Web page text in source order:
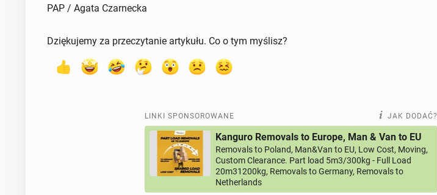
PAP / Agata Czarnecka
Dziękujemy za przeczytanie artykułu. Co o tym myślisz?
LINKI SPONSOROWANE JAK DODAĆ?
Kanguro Removals to Europe, Man & Van to EU
Removals to Poland, Man&Van to EU, Low Cost, Moving,
Custom Clearance. Part load 5m3/300kg - Full Load
20m31200kg, Removals to Germany, Removals to
Netherlands